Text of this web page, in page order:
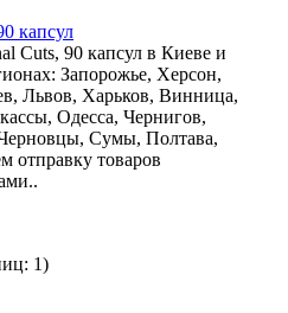
капсул
Cuts, 90 капсул в Киеве и
Запорожье, Херсон,
Львов, Харьков, Винница,
Одесса, Чернигов,
Сумы, Полтава,
отправку товаров
1)